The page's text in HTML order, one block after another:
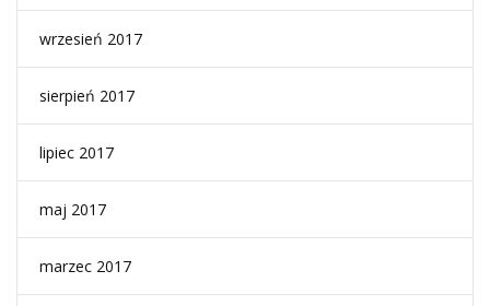
wrzesień 2017
sierpień 2017
lipiec 2017
maj 2017
marzec 2017